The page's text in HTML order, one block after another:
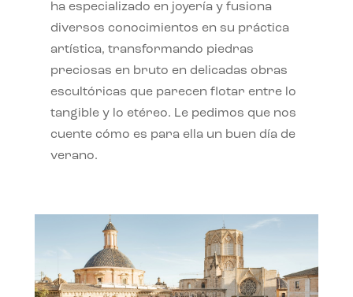
ha especializado en joyería y fusiona
diversos conocimientos en su práctica
artística, transformando piedras
preciosas en bruto en delicadas obras
escultóricas que parecen flotar entre lo
tangible y lo etéreo. Le pedimos que nos
cuente cómo es para ella un buen día de
verano.